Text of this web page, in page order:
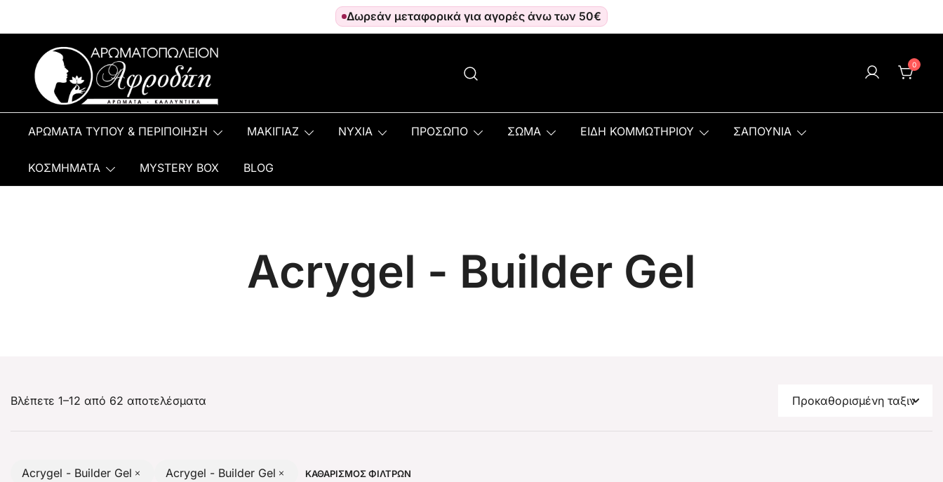
Δωρεάν μεταφορικά για αγορές άνω των 50€
Αρωματοπωλείον Αφροδίτη
0
ΑΡΩΜΑΤΑ ΤΥΠΟΥ & ΠΕΡΙΠΟΙΗΣΗ ΜΑΚΙΓΙΑΖ ΝΥΧΙΑ ΠΡΟΣΩΠΟ ΣΩΜΑ ΕΙΔΗ ΚΟΜΜΩΤΗΡΙΟΥ ΣΑΠΟΥΝΙΑ
ΚΟΣΜΗΜΑΤΑ MYSTERY BOX BLOG
Acrygel - Builder Gel
Βλέπετε 1–12 από 62 αποτελέσματα
Acrygel - Builder Gel Acrygel - Builder Gel ΚΑΘΑΡΙΣΜΌΣ ΦΊΛΤΡΩΝ